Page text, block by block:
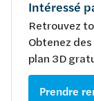
Intéressé
Retrouvez
Obtenez
plan 3D
Prendre